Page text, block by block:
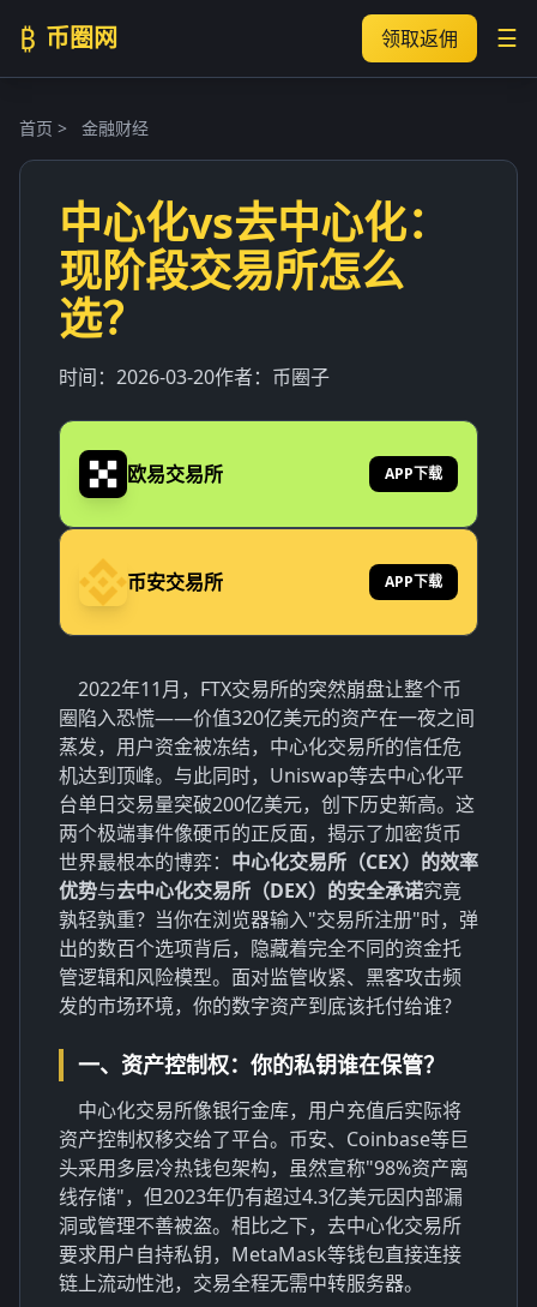
₿ 币圈网 领取返佣 ☰
首页 > 金融财经
中心化vs去中心化：
现阶段交易所怎么
选？
时间： 2026-03-20作者： 币圈子
欧易交易所 APP下载
币安交易所 APP下载
2022年11月，FTX交易所的突然崩盘让整个币
圈陷入恐慌——价值320亿美元的资产在一夜之间
蒸发，用户资金被冻结，中心化交易所的信任危
机达到顶峰。与此同时，Uniswap等去中心化平
台单日交易量突破200亿美元，创下历史新高。这
两个极端事件像硬币的正反面，揭示了加密货币
世界最根本的博弈： 中心化交易所（CEX）的效率
优势与去中心化交易所（DEX）的安全承诺究竟
孰轻孰重？当你在浏览器输入"交易所注册"时，弹
出的数百个选项背后，隐藏着完全不同的资金托
管逻辑和风险模型。面对监管收紧、黑客攻击频
发的市场环境，你的数字资产到底该托付给谁？
一、资产控制权：你的私钥谁在保管？
中心化交易所像银行金库，用户充值后实际将
资产控制权移交给了平台。币安、Coinbase等巨
头采用多层冷热钱包架构，虽然宣称"98%资产离
线存储"，但2023年仍有超过4.3亿美元因内部漏
洞或管理不善被盗。相比之下，去中心化交易所
要求用户自持私钥，MetaMask等钱包直接连接
链上流动性池，交易全程无需中转服务器。